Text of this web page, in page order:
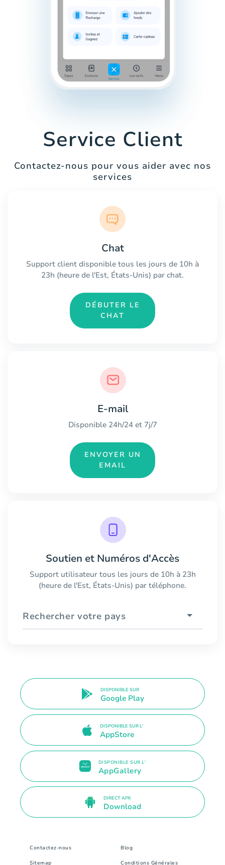
Service Client
Contactez-nous pour vous aider avec nos
services
Chat
Support client disponible tous les jours de 10h à
23h (heure de l'Est, États-Unis) par chat.
DÉBUTER LE
CHAT
E-mail
Disponible 24h/24 et 7j/7
ENVOYER UN
EMAIL
Soutien et Numéros d'Accès
Support utilisateur tous les jours de 10h à 23h
(heure de l'Est, États-Unis) par téléphone.
Rechercher votre pays
DISPONIBLE SUR
Google Play
DISPONIBLE SUR L'
AppStore
DISPONIBLE SUR L'
AppGallery
DIRECT APK
Download
Contactez-nous Blog
Sitemap Conditions Générales